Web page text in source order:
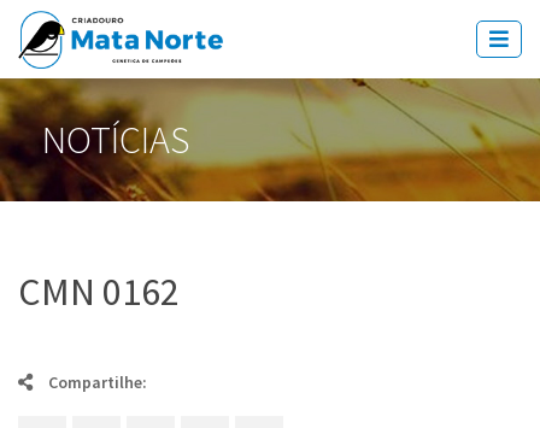
NOTÍCIAS
CMN 0162
Compartilhe: